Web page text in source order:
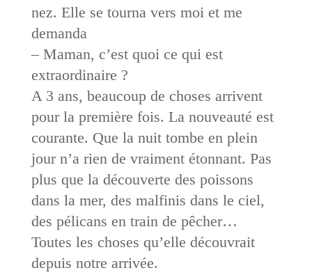
nez. Elle se tourna vers moi et me
demanda
– Maman, c’est quoi ce qui est
extraordinaire ?
A 3 ans, beaucoup de choses arrivent
pour la première fois. La nouveauté est
courante. Que la nuit tombe en plein
jour n’a rien de vraiment étonnant. Pas
plus que la découverte des poissons
dans la mer, des malfinis dans le ciel,
des pélicans en train de pêcher…
Toutes les choses qu’elle découvrait
depuis notre arrivée.